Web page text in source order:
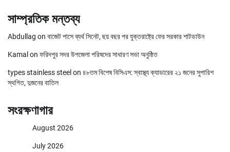
সাম্প্রতিক মন্তব্য
Abdullag on বাজেট পাসে ব্যর্থ সিনেট, ছয় বছর পর যুক্তরাষ্ট্রে ফের সরকার শাটডাউন
Kamal on ফরিদপুর সদর উপজেলা পরিষদের সাধারণ সভা অনুষ্ঠিত
types stainless steel on ৪৮তম বিশেষ বিসিএস: স্বাস্থ্য ক্যাডারের ২১ জনের সুপারিশ
স্থগিত, দুজনের বাতিল
সংরক্ষণাগার
August 2026
July 2026